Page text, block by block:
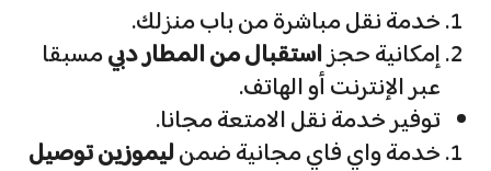
خدمة نقل مباشرة من باب منزلك.
إمكانية حجزاستقبال من المطار دبيمسبقا
عبر الإنترنت أو الهاتف.
توفير خدمة نقل الامتعة مجانا.
خدمة واي فاي مجانية ضمنليموزين توصيل